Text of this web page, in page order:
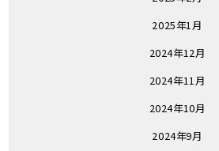
2025年1月
2024年12月
2024年11月
2024年10月
2024年9月